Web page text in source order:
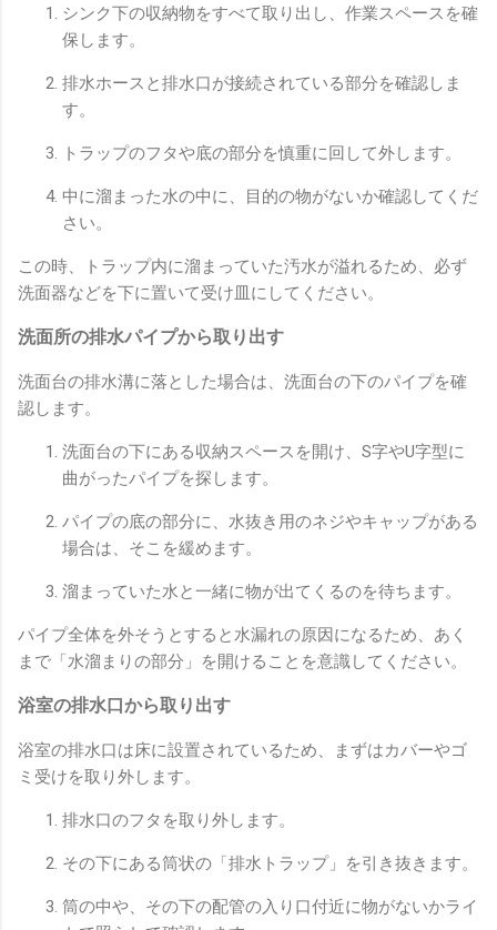
シンク下の収納物をすべて取り出し、作業スペースを確
保します。
排水ホースと排水口が接続されている部分を確認しま
す。
トラップのフタや底の部分を慎重に回して外します。
中に溜まった水の中に、目的の物がないか確認してくだ
さい。
この時、トラップ内に溜まっていた汚水が溢れるため、必ず
洗面器などを下に置いて受け皿にしてください。
洗面所の排水パイプから取り出す
洗面台の排水溝に落とした場合は、洗面台の下のパイプを確
認します。
洗面台の下にある収納スペースを開け、S字やU字型に
曲がったパイプを探します。
パイプの底の部分に、水抜き用のネジやキャップがある
場合は、そこを緩めます。
溜まっていた水と一緒に物が出てくるのを待ちます。
パイプ全体を外そうとすると水漏れの原因になるため、あく
まで「水溜まりの部分」を開けることを意識してください。
浴室の排水口から取り出す
浴室の排水口は床に設置されているため、まずはカバーやゴ
ミ受けを取り外します。
排水口のフタを取り外します。
その下にある筒状の「排水トラップ」を引き抜きます。
筒の中や、その下の配管の入り口付近に物がないかライ